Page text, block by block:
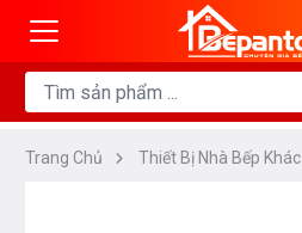
Trang Chủ Thiết Bị Nhà Bếp Khác